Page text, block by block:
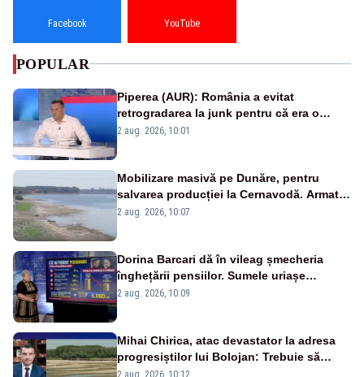
Facebook YouTube
POPULAR
Piperea (AUR): România a evitat
retrogradarea la junk pentru că era o
catastrofă pentru bănci și fondurile de
2 aug. 2026, 10:01
Mobilizare masivă pe Dunăre, pentru
salvarea producției la Cernavodă. Armata
va detona o stâncă și va devia apa
2 aug. 2026, 10:07
Dorina Barcari dă în vileag șmecheria
înghețării pensiilor. Sumele uriașe
pierdute de fiecare român
2 aug. 2026, 10:09
Mihai Chirica, atac devastator la adresa
progresiștilor lui Bolojan: Trebuie să
protejăm și natura, dar nu șținem omaneii
2 aug. 2026, 10:12